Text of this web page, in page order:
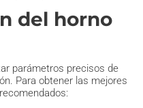
del horno
parámetros precisos de
Para obtener las mejores